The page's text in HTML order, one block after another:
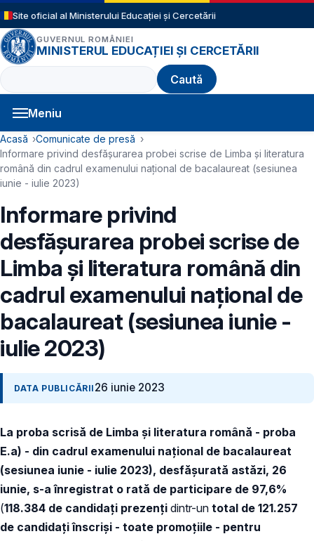
Sari la conținutul principal
Site oficial al Ministerului Educației și Cercetării
GUVERNUL ROMÂNIEI
MINISTERUL EDUCAȚIEI ȘI CERCETĂRII
Caută
Meniu
Navigație principală
Cale de navigare
Acasă
Comunicate de presă
Informare privind desfășurarea probei scrise de Limba și literatura
română din cadrul examenului național de bacalaureat (sesiunea
iunie - iulie 2023)
Informare privind
desfășurarea probei scrise de
Limba și literatura română din
cadrul examenului național de
bacalaureat (sesiunea iunie -
iulie 2023)
DATA PUBLICĂRII 26 iunie 2023
La proba scrisă de Limba și literatura română - proba
E.a) - din cadrul examenului național de bacalaureat
(sesiunea iunie - iulie 2023), desfășurată astăzi, 26
iunie, s-a înregistrat o rată de participare de 97,6%
(118.384 de candidați prezenți dintr-un total de 121.257
de candidați înscriși - toate promoțiile - pentru